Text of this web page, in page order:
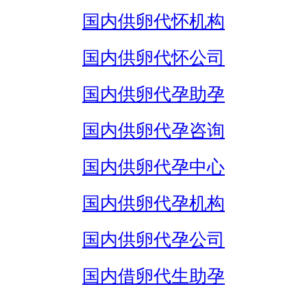
国内供卵代怀机构
国内供卵代怀公司
国内供卵代孕助孕
国内供卵代孕咨询
国内供卵代孕中心
国内供卵代孕机构
国内供卵代孕公司
国内借卵代生助孕